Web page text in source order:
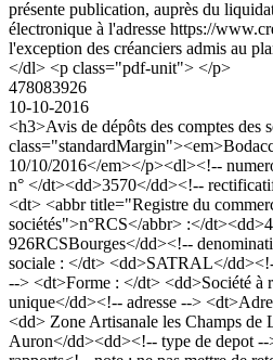
présente publication, auprès du
électronique à l'adresse https://
l'exception des créanciers admis au
</dl> <p class="pdf-unit"> </p>
478083926
10-10-2016
<h3>Avis de dépôts des comptes des
10/10/2016</em></p><dl><!--
n° </dt><dd>3570</dd><!--
<dt> <abbr title="Registre du
sociétés">n°RCS</abbr> :</
926RCSBourges</dd><!--
sociale : </dt> <dd>SATRAL</
--> <dt>Forme : </dt> <dd>Société à
unique</dd><!-- adresse -->
<dd> Zone Artisanale les Champs de
Auron</dd><dd><!-- type de depot --